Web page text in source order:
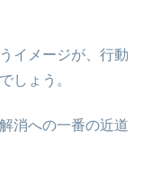
イメージが、行動
しょう。
消への一番の近道